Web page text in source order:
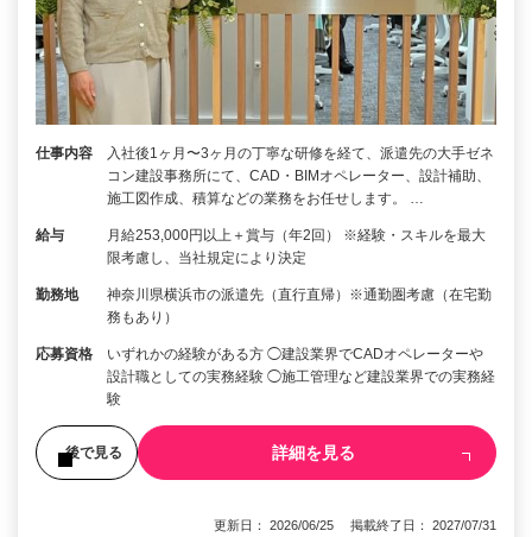
仕事内容
入社後1ヶ月〜3ヶ月の丁寧な研修を経て、派遣先の大手ゼネ
コン建設事務所にて、CAD・BIMオペレーター、設計補助、
施工図作成、積算などの業務をお任せします。 …
給与
月給253,000円以上＋賞与（年2回） ※経験・スキルを最大
限考慮し、当社規定により決定
勤務地
神奈川県横浜市の派遣先（直行直帰）※通勤圏考慮（在宅勤
務もあり）
応募資格
いずれかの経験がある方 ◯建設業界でCADオペレーターや
設計職としての実務経験 ◯施工管理など建設業界での実務経
験
後で見る 詳細を見る
更新日： 2026/06/25 掲載終了日： 2027/07/31